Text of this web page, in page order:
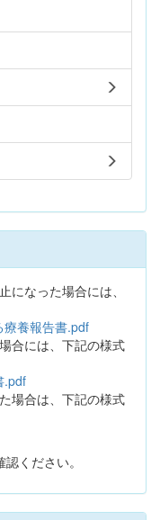
になった場合には、
養報告書.pdf
合には、下記の様式
.pdf
場合は、下記の様式
認ください。